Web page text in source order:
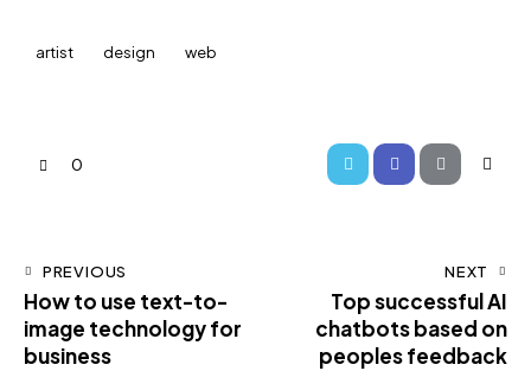
artist design web
0
PREVIOUS
How to use text-to-
image technology for
business
NEXT
Top successful AI
chatbots based on
peoples feedback